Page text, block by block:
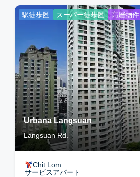
駅徒歩圏 スーパー徒歩圏 高層物件
Urbana Langsuan
Langsuan Rd.
Chit Lom
サービスアパート